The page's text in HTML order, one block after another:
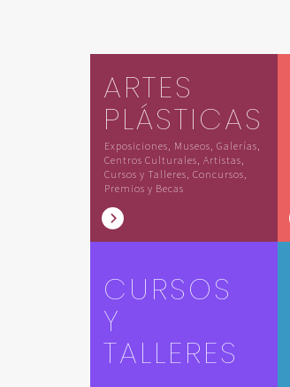
ARTES
PLÁSTICAS
Exposiciones, Museos, Galerías,
Centros Culturales, Artistas,
Cursos y Talleres, Concursos,
Premios y Becas
CURSOS
Y
TALLERES